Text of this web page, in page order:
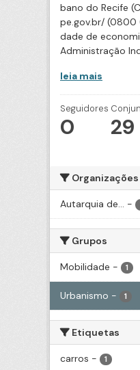
bano do Recife
pe.gov.br/ (0800
dade de
Administração
leia mais
Seguidores
0 29
Organizações
Autarquia de... -
Grupos
Mobilidade - 1
Urbanismo - 1
Etiquetas
carros - 1